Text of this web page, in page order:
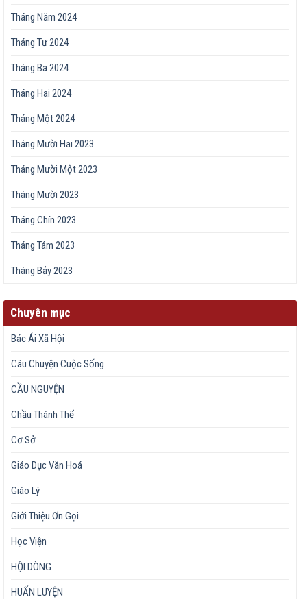
Tháng Năm 2024
Tháng Tư 2024
Tháng Ba 2024
Tháng Hai 2024
Tháng Một 2024
Tháng Mười Hai 2023
Tháng Mười Một 2023
Tháng Mười 2023
Tháng Chín 2023
Tháng Tám 2023
Tháng Bảy 2023
Chuyên mục
Bác Ái Xã Hội
Câu Chuyện Cuộc Sống
CẦU NGUYỆN
Chầu Thánh Thể
Cơ Sở
Giáo Dục Văn Hoá
Giáo Lý
Giới Thiệu Ơn Gọi
Học Viện
HỘI DÒNG
HUẤN LUYỆN